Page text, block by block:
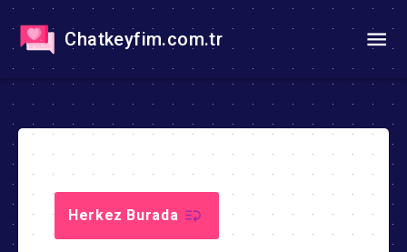
Chatkeyfim.com.tr
Herkez Burada